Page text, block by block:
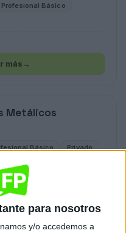
para nosotros
y/o accedemos a
Básico
más →
Metálicos
Básico Privado
más →